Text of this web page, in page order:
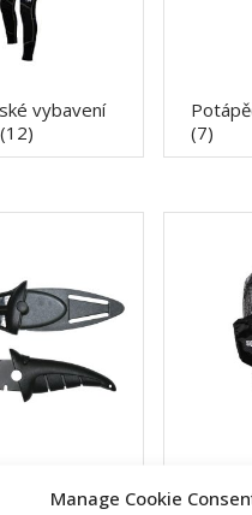
Manage Cookie
vybavení
(12)
(7)